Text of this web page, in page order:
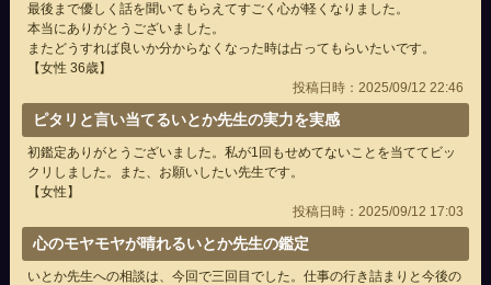
最後まで優しく話を聞いてもらえてすごく心が軽くなりました。
本当にありがとうございました。
またどうすれば良いか分からなくなった時は占ってもらいたいです。
【女性 36歳】
投稿日時：2025/09/12 22:46
ピタリと言い当てるいとか先生の実力を実感
初鑑定ありがとうございました。私が1回もせめてないことを当ててビッ
クリしました。また、お願いしたい先生です。
【女性】
投稿日時：2025/09/12 17:03
心のモヤモヤが晴れるいとか先生の鑑定
いとか先生への相談は、今回で三回目でした。仕事の行き詰まりと今後の